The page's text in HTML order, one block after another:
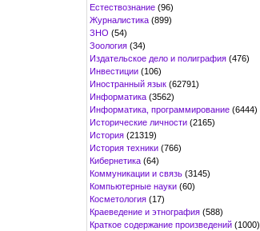
Естествознание (96)
Журналистика (899)
ЗНО (54)
Зоология (34)
Издательское дело и полиграфия (476)
Инвестиции (106)
Иностранный язык (62791)
Информатика (3562)
Информатика, программирование (6444)
Исторические личности (2165)
История (21319)
История техники (766)
Кибернетика (64)
Коммуникации и связь (3145)
Компьютерные науки (60)
Косметология (17)
Краеведение и этнография (588)
Краткое содержание произведений (1000)